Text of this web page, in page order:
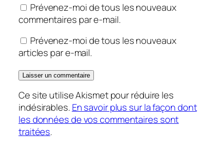
Prévenez-moi de tous les nouveaux
commentaires par e-mail.
Prévenez-moi de tous les nouveaux
articles par e-mail.
Ce site utilise Akismet pour réduire les
indésirables. En savoir plus sur la façon dont
les données de vos commentaires sont
traitées.